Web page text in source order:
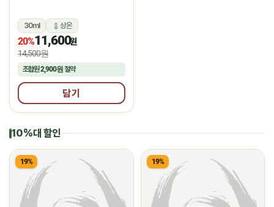
30ml 상온
20%11,600원
14,500원
조합원2,900원 절약
담기
10%대 할인
19% 19%